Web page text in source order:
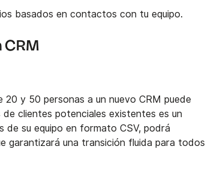
basados en contactos con tu equipo.
CRM
y 50 personas a un nuevo CRM puede
clientes potenciales existentes es un
de su equipo en formato CSV, podrá
garantizará una transición fluida para todos